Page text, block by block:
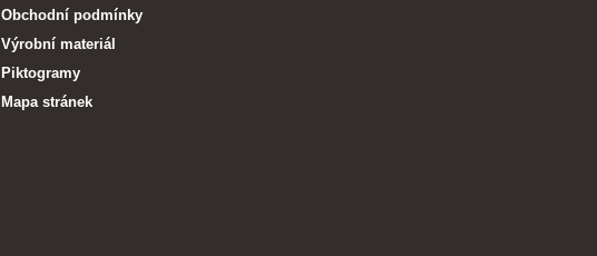
Obchodní podmínky
Výrobní materiál
Piktogramy
Mapa stránek